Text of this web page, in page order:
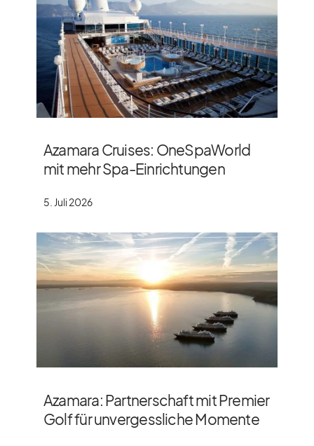
Azamara Cruises: OneSpaWorld
mit mehr Spa-Einrichtungen
5. Juli 2026
Azamara: Partnerschaft mit Premier
Golf für unvergessliche Momente